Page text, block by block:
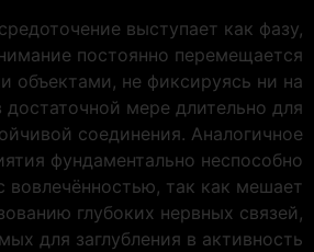
выступает как фазу,
постоянно перемещается
объектами, не фиксируясь ни на
мере длительно для
соединения. Аналогичное
фундаментально неспособно
вовлечённостью, так как мешает
глубоких нервных связей,
для заглубления в активность.